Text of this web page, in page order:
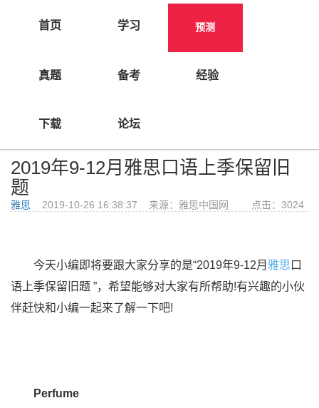
首页 学习 预测
真题 备考 经验
下载 论坛
>预测
2019年9-12月雅思口语上季保留旧
题
雅思 2019-10-26 16:38:37 来源：雅思中国网 点击： 3024
今天小编即将要跟大家分享的是“2019年9-12月 雅思 口
语上季保留旧题 ”，希望能够对大家有所帮助!有兴趣的小伙
伴赶快和小编一起来了解一下吧!
Perfume